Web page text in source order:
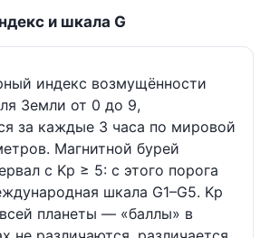
и шкала G
индекс возмущённости
Земли от 0 до 9,
за каждые 3 часа по мировой
Магнитной бурей
с Kp ≥ 5: с этого порога
шкала G1–G5. Kp
планеты — «баллы» в